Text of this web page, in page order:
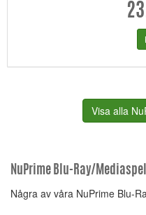
Visa alla
NuPrime Blu-Ray/
Några av våra NuPrime Blu-